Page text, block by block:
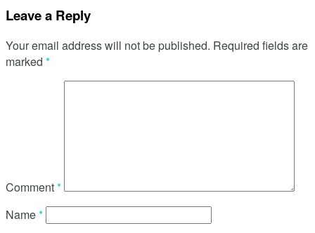
Leave a Reply
Your email address will not be published. Required fields are
marked *
Comment*
Name*